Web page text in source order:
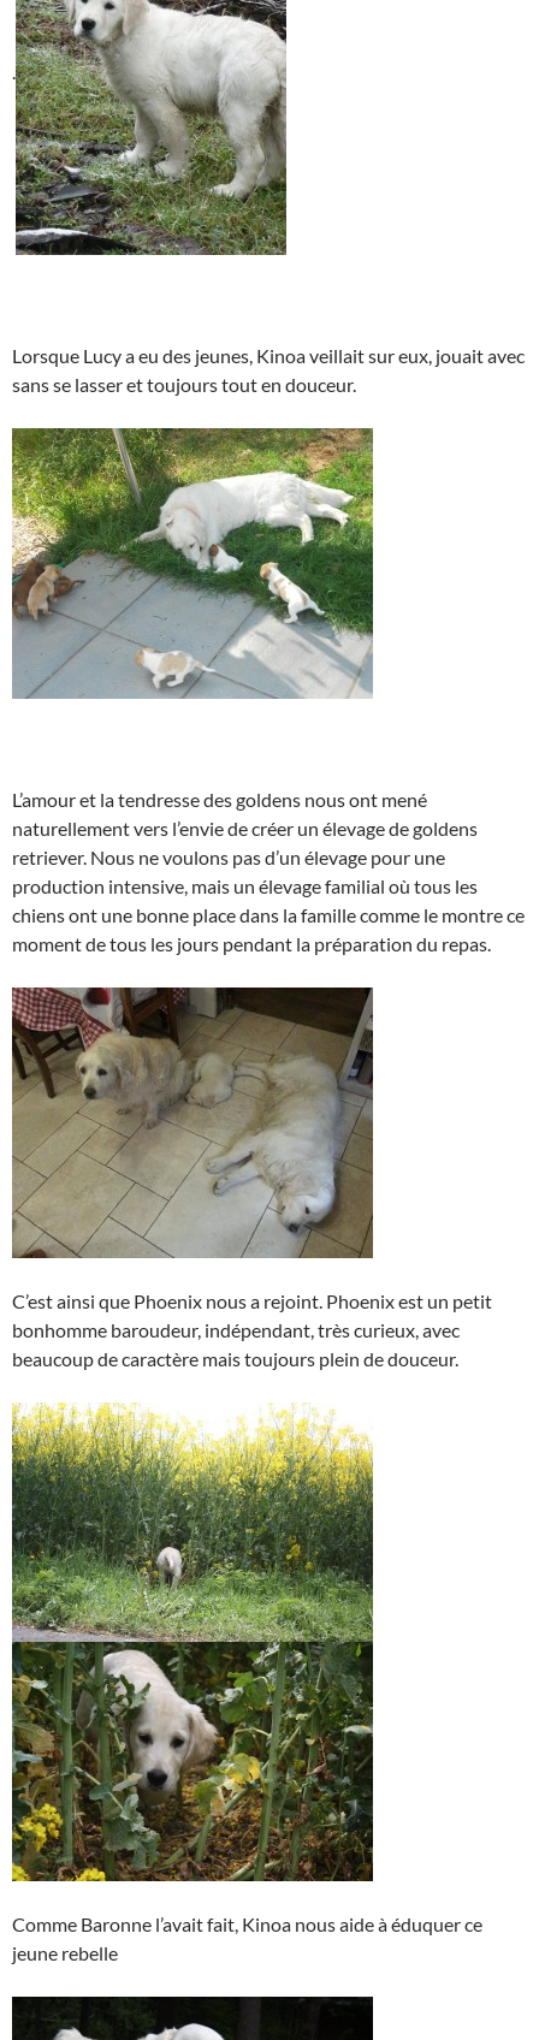
.
Lorsque Lucy a eu des jeunes, Kinoa veillait sur eux, jouait avec
sans se lasser et toujours tout en douceur.
L’amour et la tendresse des goldens nous ont mené
naturellement vers l’envie de créer un élevage de goldens
retriever. Nous ne voulons pas d’un élevage pour une
production intensive, mais un élevage familial où tous les
chiens ont une bonne place dans la famille comme le montre ce
moment de tous les jours pendant la préparation du repas.
C’est ainsi que Phoenix nous a rejoint. Phoenix est un petit
bonhomme baroudeur, indépendant, très curieux, avec
beaucoup de caractère mais toujours plein de douceur.
Comme Baronne l’avait fait, Kinoa nous aide à éduquer ce
jeune rebelle